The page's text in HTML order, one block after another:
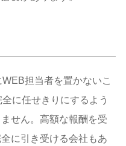
担当者を置かないこ
に任せきりにするよう
せん。高額な報酬を受
に引き受ける会社もあ